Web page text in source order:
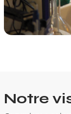
Notre